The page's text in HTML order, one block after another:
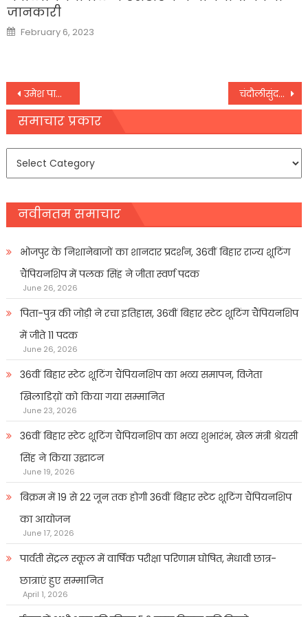
जानकारी
Posted
on
February 6, 2023
Post
navigation
उमेश पाल के समर्थकों में बढ़ रहा आक्रोश, बवाल की आशंका को लेकर अलर्ट, शाम को होगा पोस्टमार्टम चंदौलीसुंदरकांड पाठ श्रवण से दुखों का होता है अंत:बंसराज
समाचार प्रकार
समाचार
नवीनतम समाचार
भोजपुर के निशानेबाजों का शानदार प्रदर्शन, 36वीं बिहार राज्य शूटिंग
चैंपियनशिप में पलक सिंह ने जीता स्वर्ण पदक
June 26, 2026
पिता-पुत्र की जोड़ी ने रचा इतिहास, 36वीं बिहार स्टेट शूटिंग चैंपियनशिप
में जीते 11 पदक
June 26, 2026
36वीं बिहार स्टेट शूटिंग चैंपियनशिप का भव्य समापन, विजेता
खिलाडिय़ों को किया गया सम्मानित
June 23, 2026
36वीं बिहार स्टेट शूटिंग चैंपियनशिप का भव्य शुभारंभ, खेल मंत्री श्रेयसी
सिंह ने किया उद्घाटन
June 19, 2026
बिक्रम में 19 से 22 जून तक होगी 36वीं बिहार स्टेट शूटिंग चैंपियनशिप
का आयोजन
June 17, 2026
पार्वती सेंट्रल स्कूल में वार्षिक परीक्षा परिणाम घोषित, मेधावी छात्र-
छात्राएं हुए सम्मानित
April 1, 2026